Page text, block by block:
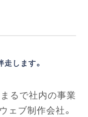
します。
るで社内の事業
ェブ制作会社。